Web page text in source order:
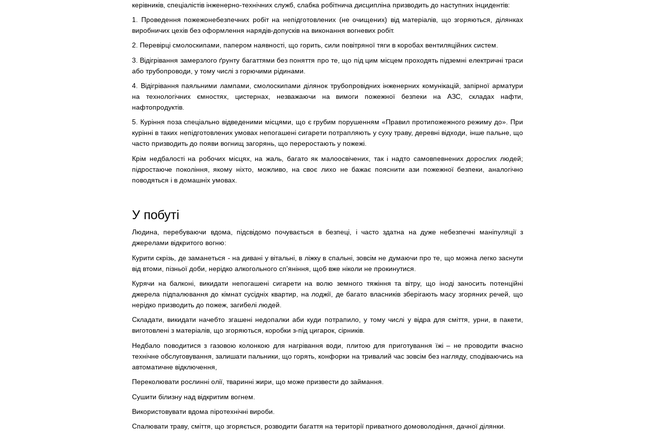
керівників, спеціалістів інженерно-технічних служб, слабка робітнича дисципліна призводить до наступних інцидентів:
1. Проведення пожежонебезпечних робіт на непідготовлених (не очищених) від матеріалів, що згоряються, ділянках
виробничих цехів без оформлення нарядів-допусків на виконання вогневих робіт.
2. Перевірці смолоскипами, папером наявності, що горить, сили повітряної тяги в коробах вентиляційних систем.
3. Відігрівання замерзлого ґрунту багаттями без поняття про те, що під цим місцем проходять підземні електричні траси
або трубопроводи, у тому числі з горючими рідинами.
4. Відігрівання паяльними лампами, смолоскипами ділянок трубопровідних інженерних комунікацій, запірної арматури
на технологічних ємностях, цистернах, незважаючи на вимоги пожежної безпеки на АЗС, складах нафти,
нафтопродуктів.
5. Куріння поза спеціально відведеними місцями, що є грубим порушенням «Правил протипожежного режиму до». При
курінні в таких непідготовлених умовах непогашені сигарети потрапляють у суху траву, деревні відходи, інше пальне, що
часто призводить до появи вогнищ загорянь, що переростають у пожежі.
Крім недбалості на робочих місцях, на жаль, багато як малоосвічених, так і надто самовпевнених дорослих людей;
підростаюче покоління, якому ніхто, можливо, на своє лихо не бажає пояснити ази пожежної безпеки, аналогічно
поводяться і в домашніх умовах.
У побуті
Людина, перебуваючи вдома, підсвідомо почувається в безпеці, і часто здатна на дуже небезпечні маніпуляції з
джерелами відкритого вогню:
Курити скрізь, де заманеться - на дивані у вітальні, в ліжку в спальні, зовсім не думаючи про те, що можна легко заснути
від втоми, пізньої доби, нерідко алкогольного сп'яніння, щоб вже ніколи не прокинутися.
Курячи на балконі, викидати непогашені сигарети на волю земного тяжіння та вітру, що іноді заносить потенційні
джерела підпалювання до кімнат сусідніх квартир, на лоджії, де багато власників зберігають масу згоряних речей, що
нерідко призводить до пожеж, загибелі людей.
Складати, викидати начебто згашені недопалки аби куди потрапило, у тому числі у відра для сміття, урни, в пакети,
виготовлені з матеріалів, що згоряються, коробки з-під цигарок, сірників.
Недбало поводитися з газовою колонкою для нагрівання води, плитою для приготування їжі – не проводити вчасно
технічне обслуговування, залишати пальники, що горять, конфорки на тривалий час зовсім без нагляду, сподіваючись на
автоматичне відключення,
Переколювати рослинні олії, тваринні жири, що може призвести до займання.
Сушити білизну над відкритим вогнем.
Використовувати вдома піротехнічні вироби.
Спалювати траву, сміття, що згоряється, розводити багаття на території приватного домоволодіння, дачної ділянки.